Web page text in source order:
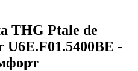
THG Ptale de
-